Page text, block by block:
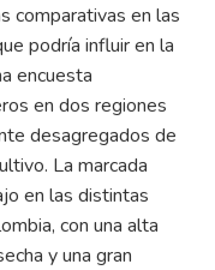
comparativas en las
podría influir en la
encuesta
en dos regiones
desagregados de
La marcada
en las distintas
con una alta
y una gran